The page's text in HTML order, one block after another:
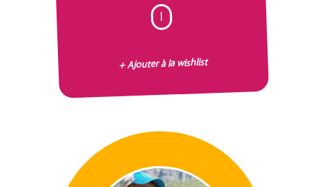
I
+ Ajouter à la wishlist